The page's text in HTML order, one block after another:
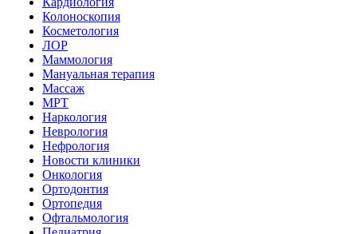
Колоноскопия
Косметология
ЛОР
Маммология
Мануальная терапия
Массаж
МРТ
Наркология
Неврология
Нефрология
Новости клиники
Онкология
Ортодонтия
Ортопедия
Офтальмология